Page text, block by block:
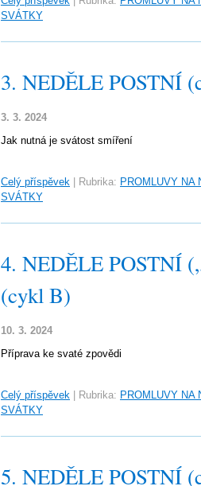
SVÁTKY
3. NEDĚLE POSTNÍ
3. 3. 2024
Jak nutná je svátost smíření
Celý příspěvek Rubrika: PROMLUVY NA
SVÁTKY
4. NEDĚLE POSTNÍ
(cykl B)
10. 3. 2024
Příprava ke svaté zpovědi
Celý příspěvek Rubrika: PROMLUVY NA
SVÁTKY
5. NEDĚLE POSTNÍ